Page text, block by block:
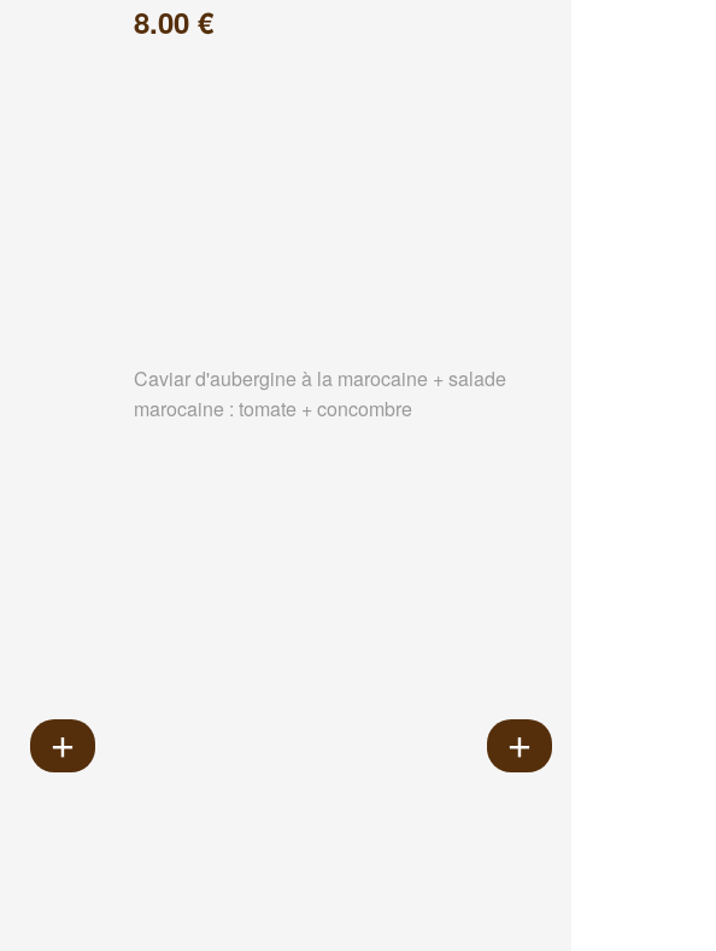
8.00 €
Caviar d'aubergine à la marocaine + salade
marocaine : tomate + concombre